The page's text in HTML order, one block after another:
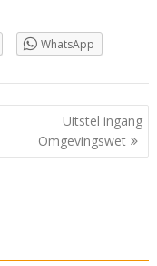
WhatsApp
Uitstel ingang
Omgevingswet